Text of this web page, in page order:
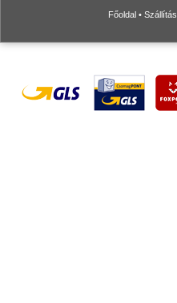
Főoldal • Szállítás